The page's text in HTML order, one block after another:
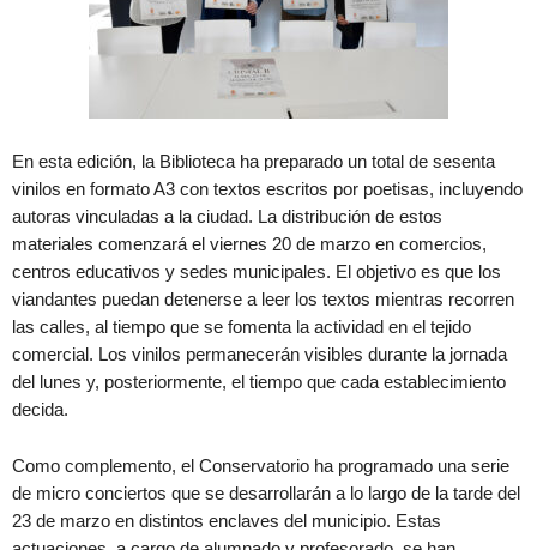
En esta edición, la Biblioteca ha preparado un total de sesenta
vinilos en formato A3 con textos escritos por poetisas, incluyendo
autoras vinculadas a la ciudad. La distribución de estos
materiales comenzará el viernes 20 de marzo en comercios,
centros educativos y sedes municipales. El objetivo es que los
viandantes puedan detenerse a leer los textos mientras recorren
las calles, al tiempo que se fomenta la actividad en el tejido
comercial. Los vinilos permanecerán visibles durante la jornada
del lunes y, posteriormente, el tiempo que cada establecimiento
decida.
Como complemento, el Conservatorio ha programado una serie
de micro conciertos que se desarrollarán a lo largo de la tarde del
23 de marzo en distintos enclaves del municipio. Estas